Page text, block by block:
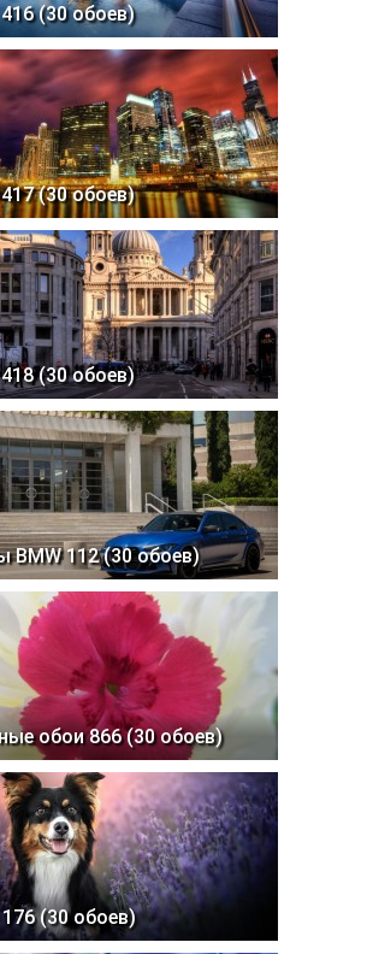
(30 обоев)
(30 обоев)
(30 обоев)
112 (30 обоев)
обои 866 (30 обоев)
(30 обоев)